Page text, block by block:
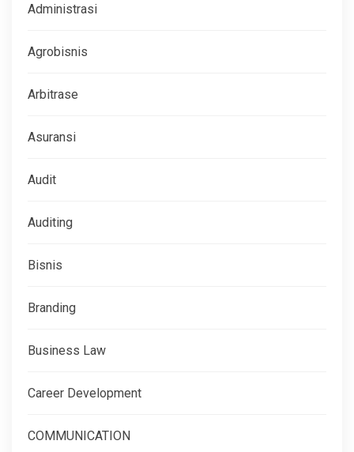
Administrasi
Agrobisnis
Arbitrase
Asuransi
Audit
Auditing
Bisnis
Branding
Business Law
Career Development
COMMUNICATION